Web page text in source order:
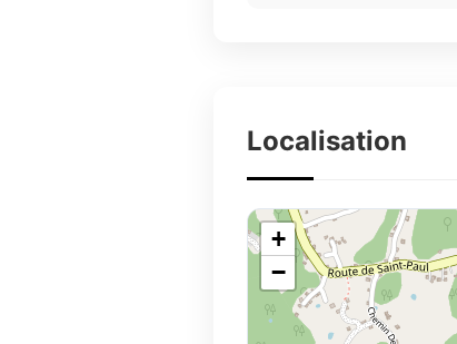
Localisation
+
−